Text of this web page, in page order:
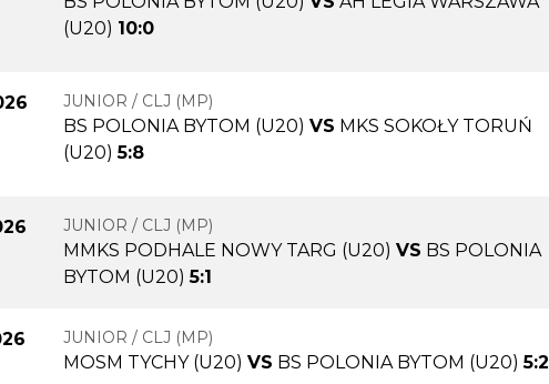
(U20) 10:0
JUNIOR / CLJ (MP)
BS POLONIA BYTOM (U20) VS MKS SOKOŁY TORUŃ
(U20) 5:8
JUNIOR / CLJ (MP)
MMKS PODHALE NOWY TARG (U20) VS BS POLONIA
BYTOM (U20) 5:1
JUNIOR / CLJ (MP)
MOSM TYCHY (U20) VS BS POLONIA BYTOM (U20) 5:2